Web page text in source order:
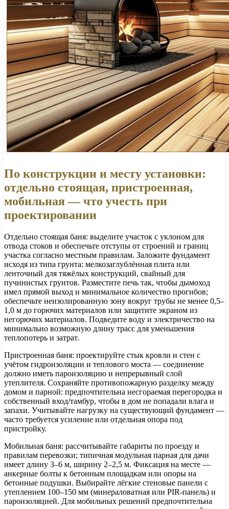
По конструкции и месту установки:
отдельно стоящая, пристроенная,
мобильная — что учесть при
проектировании
Отдельно стоящая баня: выделите участок с уклоном для
отвода стоков и обеспечьте отступы от строений и границ
участка согласно местным правилам. Заложите фундамент
исходя из типа грунта: мелкозаглублённая плита или
ленточный для тяжёлых конструкций, свайный для
пучинистых грунтов. Разместите печь так, чтобы дымоход
имел прямой выход и минимальное количество прогибов;
обеспечьте неизолированную зону вокруг трубы не менее 0,5–
1,0 м до горючих материалов или защитите экраном из
негорючих материалов. Подведите воду и электричество на
минимально возможную длину трасс для уменьшения
теплопотерь и затрат.
Пристроенная баня: проектируйте стык кровли и стен с
учётом гидроизоляции и теплового моста — соединение
должно иметь пароизоляцию и непрерывный слой
утеплителя. Сохраняйте противопожарную разделку между
домом и парной: предпочтительна несгораемая перегородка и
собственный вход/тамбур, чтобы в дом не попадали влага и
запахи. Учитывайте нагрузку на существующий фундамент —
часто требуется усиление или отдельная опора под
пристройку.
Мобильная баня: рассчитывайте габариты по проезду и
правилам перевозки; типичная модульная парная для дачи
имеет длину 3–6 м, ширину 2–2,5 м. Фиксация на месте —
анкерные болты к бетонным площадкам или опоры на
бетонные подушки. Выбирайте лёгкие стеновые панели с
утеплением 100–150 мм (минераловатная или PIR-панель) и
пароизоляцией. Для мобильных решений предпочтительна